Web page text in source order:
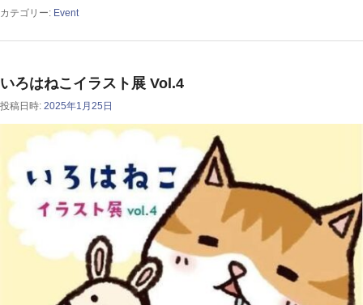
カテゴリー: Event
いろはねこイラスト展 Vol.4
投稿日時: 2025年1月25日